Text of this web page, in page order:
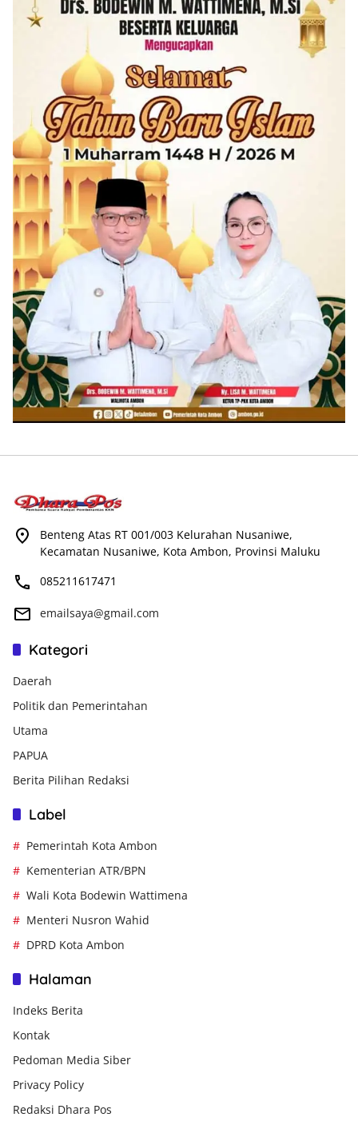
Benteng Atas RT 001/003 Kelurahan Nusaniwe,
Kecamatan Nusaniwe, Kota Ambon, Provinsi Maluku
085211617471
emailsaya@gmail.com
Kategori
Daerah
Politik dan Pemerintahan
Utama
PAPUA
Berita Pilihan Redaksi
Label
Pemerintah Kota Ambon
Kementerian ATR/BPN
Wali Kota Bodewin Wattimena
Menteri Nusron Wahid
DPRD Kota Ambon
Halaman
Indeks Berita
Kontak
Pedoman Media Siber
Privacy Policy
Redaksi Dhara Pos